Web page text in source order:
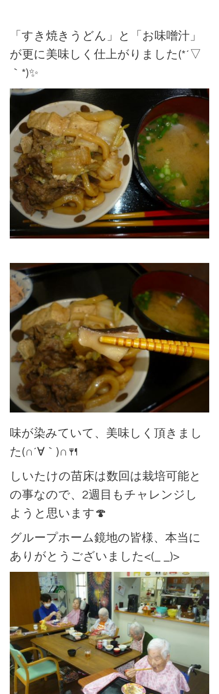
「すき焼きうどん」と「お味噌汁」
が更に美味しく仕上がりました(*´▽
｀*)✨
味が染みていて、美味しく頂きまし
た(∩´∀｀)∩🍴
しいたけの苗床は数回は栽培可能と
の事なので、2週目もチャレンジし
ようと思います🍄
グループホーム鏡地の皆様、本当に
ありがとうございました<(_ _)>